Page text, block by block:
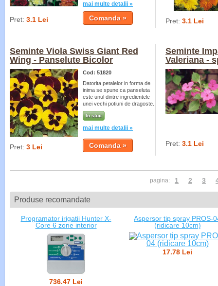
mai multe detalii »
Pret: 3.1 Lei Pret: 3.1 Lei
Seminte Viola Swiss Giant Red
Wing - Panselute Bicolor
Cod: 51820
Datorita petalelor in forma de
inima se spune ca panseluta
este unul dintre ingredientele
unei vechi potiuni de dragoste.
In stoc
mai multe detalii »
Pret: 3 Lei
Seminte
Valeriana -
Pret: 3.1 Lei
pagina: 1 2 3
Produse recomandate
Programator irigatii Hunter X-
Core 6 zone interior
736.47 Lei
Aspersor tip spray PROS-
(ridicare 10cm)
17.78 Lei